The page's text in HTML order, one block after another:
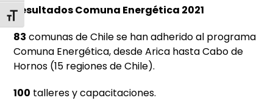
Alternar tamaño de letra
Resultados Comuna Energética 2021
83 comunas de Chile se han adherido al programa
Comuna Energética, desde Arica hasta Cabo de
Hornos (15 regiones de Chile).
100 talleres y capacitaciones.